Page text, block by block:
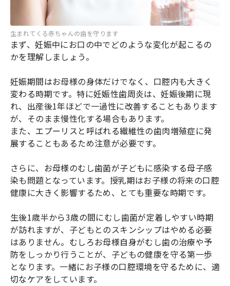
生まれてくる赤ちゃんの歯を守ります
まず、妊娠中にお口の中でどのような変化が起こるの
かを理解しましょう。
妊娠期間はお母様の身体だけでなく、口腔内も大きく
変わる時期です。特に妊娠性歯周炎は、妊娠後期に現
れ、出産後1年ほどで一過性に改善することもあります
が、そのまま慢性化する場合もあります。
また、エプーリスと呼ばれる繊維性の歯肉増殖症に発
展することもあるため注意が必要です。
さらに、お母様のむし歯菌が子どもに感染する母子感
染も問題となっています。授乳期はお子様の将来の口腔
健康に大きく影響するため、とても重要な時期です。
生後1歳半から3歳の間にむし歯菌が定着しやすい時期
が訪れますが、子どもとのスキンシップはやめる必要
はありません。むしろお母様自身がむし歯の治療や予
防をしっかり行うことが、子どもの健康を守る第一歩
となります。一緒にお子様の口腔環境を守るために、適
切なケアをしています。